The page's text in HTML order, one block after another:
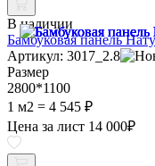
В наличии
Бамбуковая панель
Артикул: 3017_2.8
Размер
2800*1100
1 м2 = 4 545 ₽
Цена за лист 14 000₽